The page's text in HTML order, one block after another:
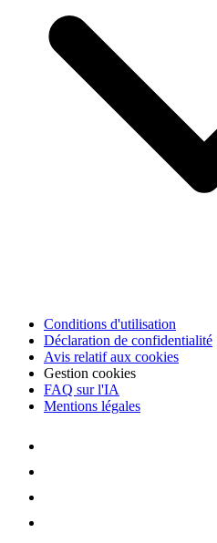
Conditions d'utilisation
Déclaration de confidentialité
Avis relatif aux cookies
Gestion cookies
FAQ sur l'IA
Mentions légales